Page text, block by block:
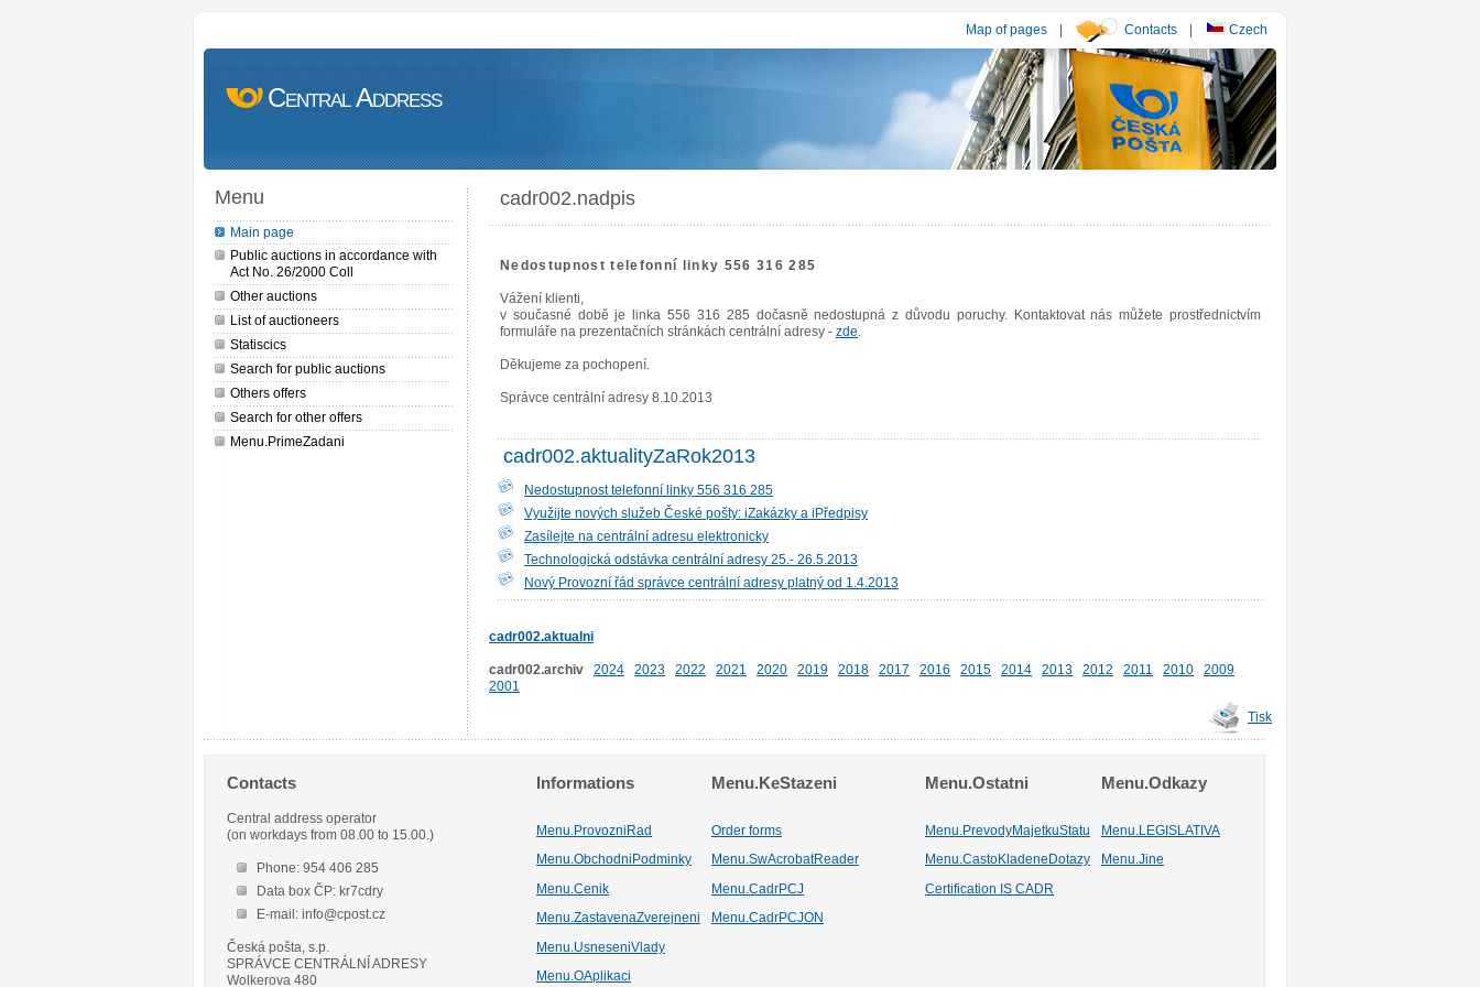
Map of pages | Contacts | Czech
Central Address
Menu
Main page
Public auctions in accordance with
Act No. 26/2000 Coll
Other auctions
List of auctioneers
Statiscics
Search for public auctions
Others offers
Search for other offers
Menu.PrimeZadani
cadr002.nadpis
Nedostupnost telefonní linky 556 316 285
Vážení klienti,
v současné době je linka 556 316 285 dočasně nedostupná z důvodu poruchy. Kontaktovat nás můžete prostřednictvím
formuláře na prezentačních stránkách centrální adresy - zde
Děkujeme za pochopení.
Správce centrální adresy 8.10.2013
cadr002.aktualityZaRok2013
Nedostupnost telefonní linky 556 316 285
Využijte nových služeb České pošty: iZakázky a iPředpisy
Zasílejte na centrální adresu elektronicky
Technologická odstávka centrální adresy 25.- 26.5.2013
Nový Provozní řád správce centrální adresy platný od 1.4.2013
cadr002.aktualni
cadr002.archiv 2024 2023 2022 2021 2020 2019 2018 2017 2016 2015 2014 2013 2012 2011 2010
2009
2001
Tisk
Contacts
Central address operator
(on workdays from 08.00 to 15.00.)
Phone: 954 406 285
Data box ČP: kr7cdry
E-mail: info@cpost.cz
Česká pošta, s.p.
SPRÁVCE CENTRÁLNÍ ADRESY
Wolkerova 480
Informations Menu.KeStazeni Menu.Ostatni Menu.Odkazy
Menu.ProvozniRad Order forms Menu.PrevodyMajetkuStatu
Menu.LEGISLATIVA
Menu.ObchodniPodminky
Menu.SwAcrobatReader Menu.CastoKladeneDotazy Menu.Jine
Menu.Cenik Menu.CadrPCJ
Certification IS CADR
Menu.ZastavenaZverejneni
Menu.CadrPCJON
Menu.UsneseniVlady
Menu.OAplikaci